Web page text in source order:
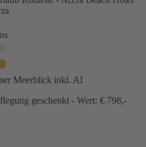
Meerblick inkl. AI
geschenkt - Wert: € 798,-